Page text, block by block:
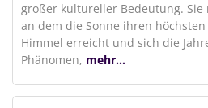
großer kultureller Bedeutung.
an dem die Sonne ihren
Himmel erreicht und sich die
Phänomen, mehr...